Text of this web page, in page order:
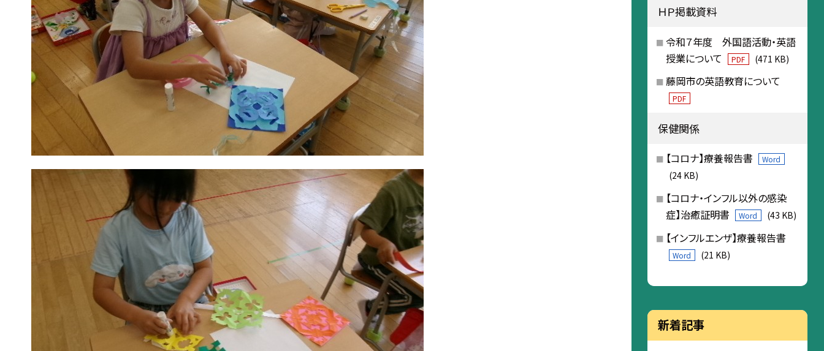
ＨＰ掲載資料
令和７年度 外国語活動・英語
授業について
PDF (471 KB)
藤岡市の英語教育について
PDF
保健関係
【コロナ】療養報告書 Word
(24 KB)
【コロナ・インフル以外の感染
症】治癒証明書
Word (43 KB)
【インフルエンザ】療養報告書
Word (21 KB)
新着記事